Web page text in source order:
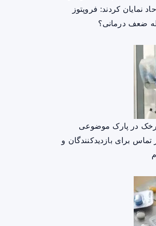
نمایان کردند: فروپتوز
ضعف درمانی؟
در پارک موضوعی
تماس برای بازدیدکنندگان و